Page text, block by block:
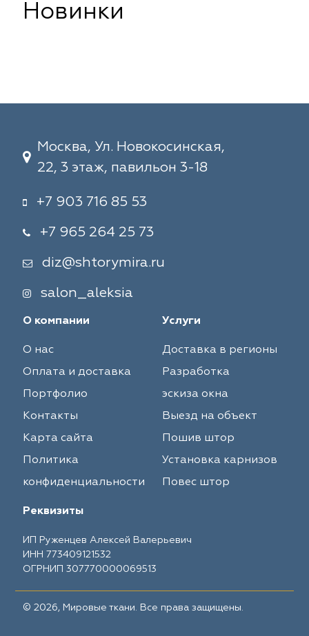
Новинки
Москва, Ул. Новокосинская,
22, 3 этаж, павильон 3-18
+7 903 716 85 53
+7 965 264 25 73
diz@shtorymira.ru
salon_aleksia
О компании
О нас
Оплата и доставка
Портфолио
Контакты
Карта сайта
Политика
конфиденциальности
Услуги
Доставка в регионы
Разработка
эскиза окна
Выезд на объект
Пошив штор
Установка карнизов
Повес штор
Реквизиты
ИП Руженцев Алексей Валерьевич
ИНН 773409121532
ОГРНИП 307770000069513
© 2026, Мировые ткани. Все права защищены.